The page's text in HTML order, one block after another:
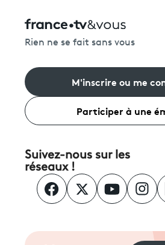
Rien ne se fait sans vous
M'inscrire ou me
Participer à une
Suivez-nous sur les
réseaux !